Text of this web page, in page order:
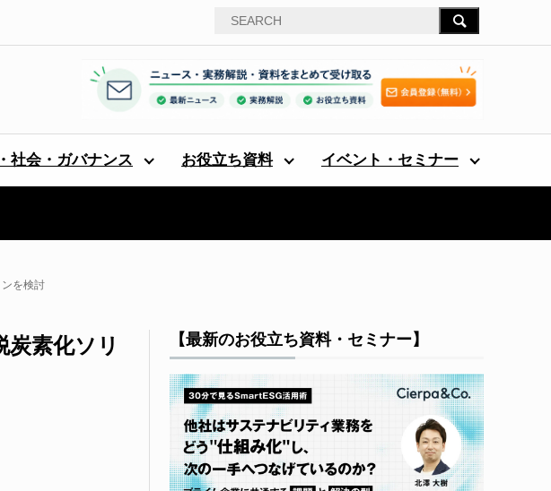
社会・ガバナンス お役立ち資料 イベント・セミナー
を検討
素化ソリ
【最新のお役立ち資料・セミナー】